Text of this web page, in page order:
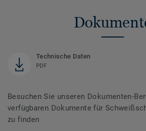
Technische Daten
PDF
Besuchen Sie unseren Dokumenten-
verfügbaren Dokumente für
zu finden